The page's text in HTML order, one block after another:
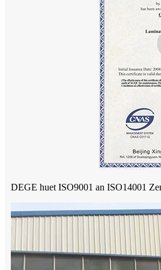
DEGE huet ISO9001 an ISO14001